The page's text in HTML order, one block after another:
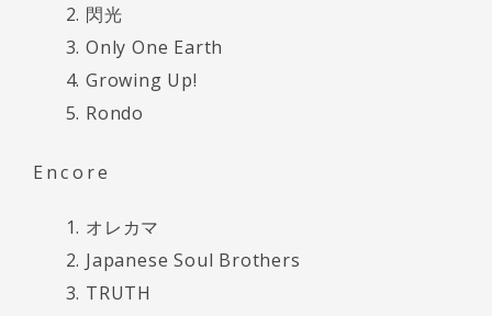
閃光
Only One Earth
Growing Up!
Rondo
Encore
オレカマ
Japanese Soul Brothers
TRUTH